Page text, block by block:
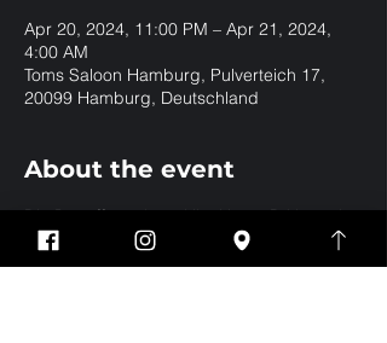
Apr 20, 2024, 11:00 PM – Apr 21, 2024,
4:00 AM
Toms Saloon Hamburg, Pulverteich 17,
20099 Hamburg, Deutschland
About the event
Die Bar öffnet ab 20 Uhr. Unser DJ legt ab
23:00 Uhr in der Club Gallery auf.